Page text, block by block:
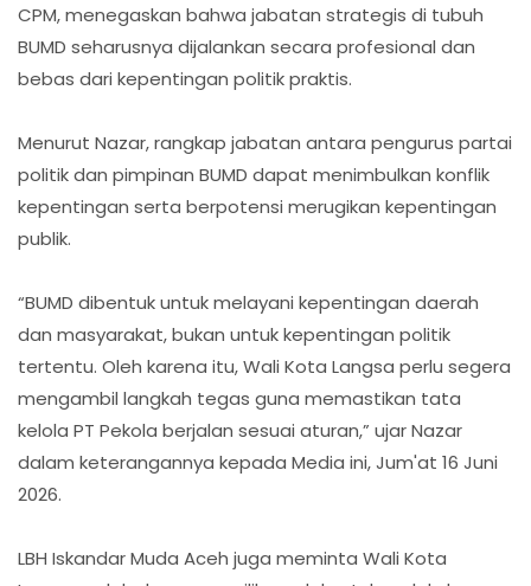
CPM, menegaskan bahwa jabatan strategis di tubuh
BUMD seharusnya dijalankan secara profesional dan
bebas dari kepentingan politik praktis.
‎Menurut Nazar, rangkap jabatan antara pengurus partai
politik dan pimpinan BUMD dapat menimbulkan konflik
kepentingan serta berpotensi merugikan kepentingan
publik.
‎“BUMD dibentuk untuk melayani kepentingan daerah
dan masyarakat, bukan untuk kepentingan politik
tertentu. Oleh karena itu, Wali Kota Langsa perlu segera
mengambil langkah tegas guna memastikan tata
kelola PT Pekola berjalan sesuai aturan,” ujar Nazar
dalam keterangannya kepada Media ini, Jum'at 16 Juni
2026.
‎LBH Iskandar Muda Aceh juga meminta Wali Kota